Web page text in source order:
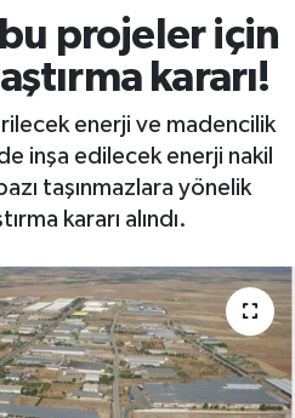
projeler için
kararı!
enerji ve madencilik
inşa edilecek enerji nakil
taşınmazlara yönelik
kararı alındı.
ve Fikstür